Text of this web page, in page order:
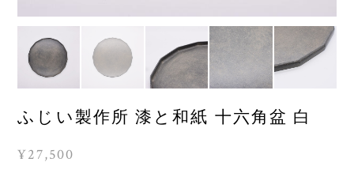
ふじい製作所 漆と和紙 十六角盆 白
¥27,500